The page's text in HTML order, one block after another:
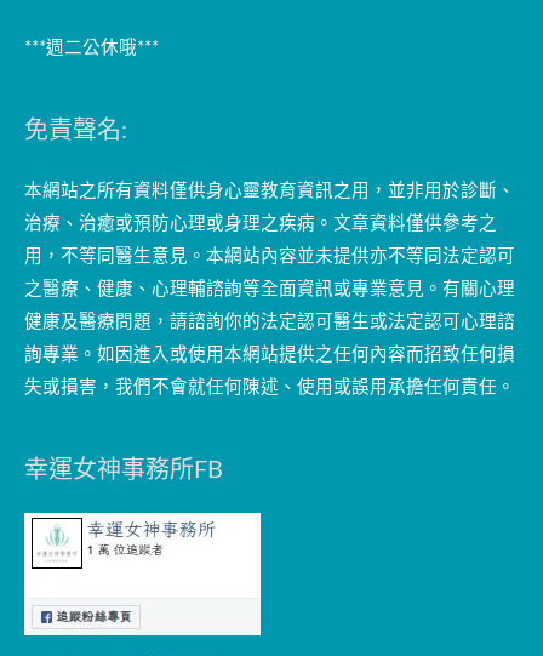
***週二公休哦***
免責聲名:
本網站之所有資料僅供身心靈教育資訊之用，並非用於診斷、
治療、治癒或預防心理或身理之疾病。文章資料僅供參考之
用，不等同醫生意見。本網站內容並未提供亦不等同法定認可
之醫療、健康、心理輔諮詢等全面資訊或專業意見。有關心理
健康及醫療問題，請諮詢你的法定認可醫生或法定認可心理諮
詢專業。如因進入或使用本網站提供之任何內容而招致任何損
失或損害，我們不會就任何陳述、使用或誤用承擔任何責任。
幸運女神事務所FB